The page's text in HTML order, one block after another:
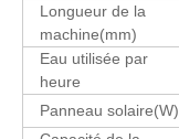
Longueur de la
machine(mm)
Eau utilisée par
heure
Panneau solaire(W)